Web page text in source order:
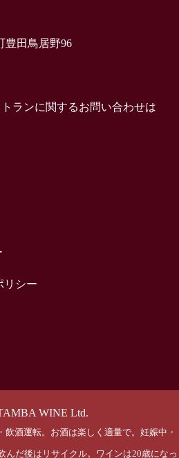
豊田鳥居野96
ランに関するお問い合わせは
リシー
WINE Ltd.
酒運転。お酒は楽しく適量で。妊娠中・
んだ後はリサイクル。ワインは20歳になっ